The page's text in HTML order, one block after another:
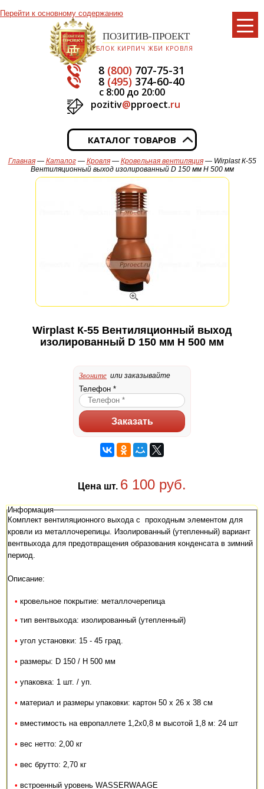
Перейти к основному содержанию
ПОЗИТИВ-ПРОЕКТ
БЛОК КИРПИЧ ЖБИ КРОВЛЯ
КАТАЛОГ ТОВАРОВ
8 (800) 707-75-31
8 (495) 374-60-40
с 8:00 до 20:00
pozitiv@pproect.ru
Главная— Каталог— Кровля— Кровельная вентиляция— Wirplast К-55
Вентиляционный выход изолированный D 150 мм H 500 мм
Wirplast К-55 Вентиляционный выход
изолированный D 150 мм H 500 мм
Звоните или заказывайте
Телефон *
Цена шт. 6 100 руб.
Информация
Комплект вентиляционного выхода с проходным элементом для
кровли из металлочерепицы. Изолированный (утепленный) вариант
вентвыхода для предотвращения образования конденсата в зимний
период.
Описание:
• кровельное покрытие: металлочерепица
• тип вентвыхода: изолированный (утепленный)
• угол установки: 15 - 45 град.
• размеры: D 150 / H 500 мм
• упаковка: 1 шт. / уп.
• материал и размеры упаковки: картон 50 x 26 x 38 см
• вместимость на европаллете 1,2х0,8 м высотой 1,8 м: 24 шт
• вес нетто: 2,00 кг
• вес брутто: 2,70 кг
• встроенный уровень WASSERWAAGE